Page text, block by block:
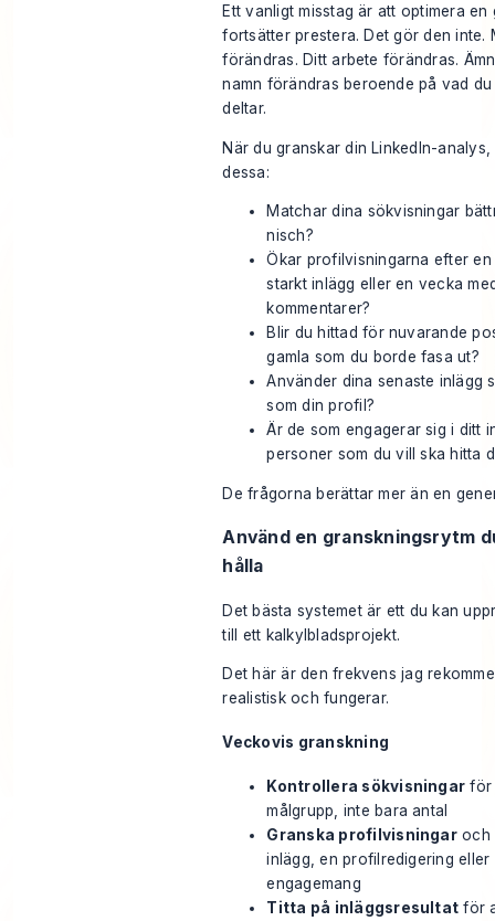
Ett vanligt misstag är att optimera
fortsätter prestera. Det gör den inte.
förändras. Ditt arbete förändras.
namn förändras beroende på vad
deltar.
När du granskar din LinkedIn-
dessa:
Matchar dina sökvisningar
nisch?
Ökar profilvisningarna efter
starkt inlägg eller en vecka
kommentarer?
Blir du hittad för nuvarande
gamla som du borde fasa ut?
Använder dina senaste inlägg
som din profil?
Är de som engagerar sig i ditt
personer som du vill ska hitta
De frågorna berättar mer än en
Använd en granskningsrytm
hålla
Det bästa systemet är ett du kan
till ett kalkylbladsprojekt.
Det här är den frekvens jag
realistisk och fungerar.
Veckovis granskning
Kontrollera sökvisningar för
målgrupp, inte bara antal
Granska profilvisningaroch
inlägg, en profilredigering
engagemang
Titta på inläggsresultat för